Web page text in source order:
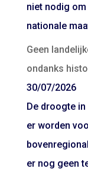
niet nodig
nationale
Geen
ondanks
30/07/2026
De droogte
er worden
er nog geen